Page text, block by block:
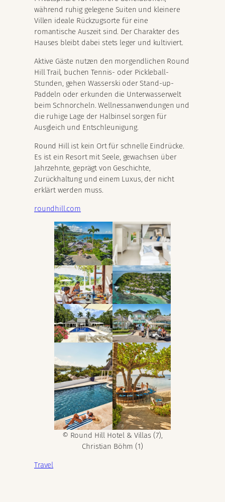
während ruhig gelegene Suiten und kleinere
Villen ideale Rückzugsorte für eine
romantische Auszeit sind. Der Charakter des
Hauses bleibt dabei stets leger und kultiviert.
Aktive Gäste nutzen den morgendlichen Round
Hill Trail, buchen Tennis- oder Pickleball-
Stunden, gehen Wasserski oder Stand-up-
Paddeln oder erkunden die Unterwasserwelt
beim Schnorcheln. Wellnessanwendungen und
die ruhige Lage der Halbinsel sorgen für
Ausgleich und Entschleunigung.
Round Hill ist kein Ort für schnelle Eindrücke.
Es ist ein Resort mit Seele, gewachsen über
Jahrzehnte, geprägt von Geschichte,
Zurückhaltung und einem Luxus, der nicht
erklärt werden muss.
roundhill.com
© Round Hill Hotel & Villas (7),
Christian Böhm (1)
Travel